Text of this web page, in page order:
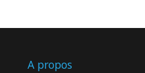
A propos